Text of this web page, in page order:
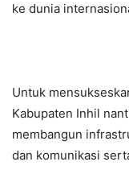
ke dunia
Untuk
Kabupaten Inhil
membangun
dan komunikasi